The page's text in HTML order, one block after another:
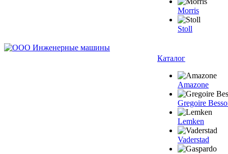
Morris
Stoll
Каталог
Amazone
Gregoire
Lemken
Vaderstad